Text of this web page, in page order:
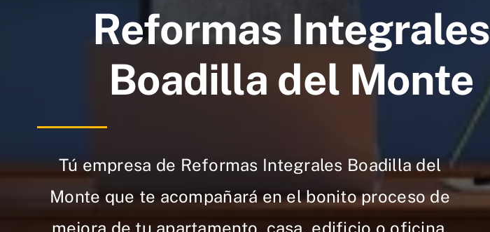
Reformas Integrales
Boadilla del Monte
Tú empresa de Reformas Integrales Boadilla del
Monte que te acompañará en el bonito proceso de
mejora de tu apartamento, casa, edificio o oficina.